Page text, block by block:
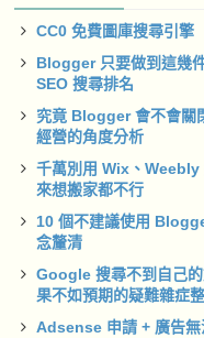
CC0 免費圖庫搜尋引擎
Blogger 只要做到這幾
SEO 搜尋排名
究竟 Blogger 會不會關
經營的角度分析
千萬別用 Wix、Weebly
來想搬家都不行
10 個不建議使用
念釐清
Google 搜尋不到自己
果不如預期的疑難雜症
Adsense 申請 + 廣告無